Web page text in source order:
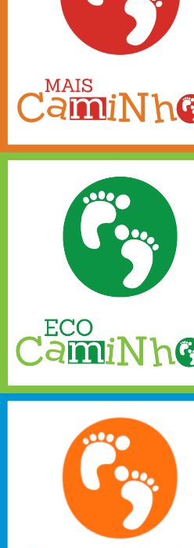
Voluntariado, Proyectos Educativos,
Apoyo Familiar,
Preservación
Bioconstrucción, Permacultura, Ecoturismo,
Aventuras &
Bike Tours, Caminatas, City Tours, Clases de